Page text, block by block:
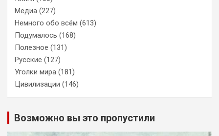
Медиа (227)
Немного обо всём (613)
Подумалось (168)
Полезное (131)
Русские (127)
Уголки мира (181)
Цивилизации (146)
Возможно вы это пропустили